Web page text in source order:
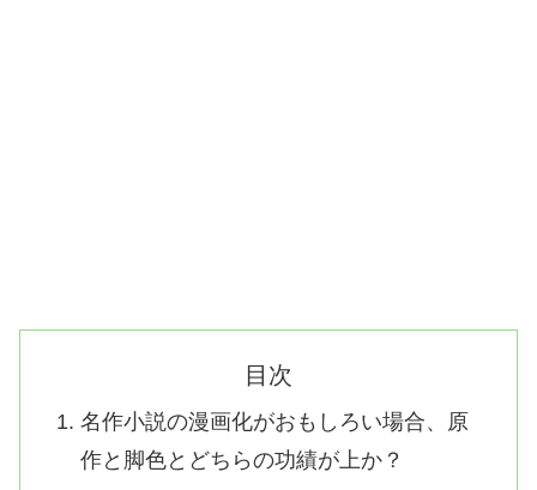
目次
名作小説の漫画化がおもしろい場合、原
作と脚色とどちらの功績が上か？